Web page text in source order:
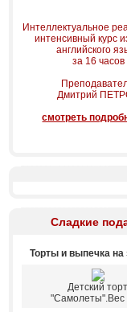
Интеллектуальное
интенсивный курс
английского
за 16 часов
Дмитрий
смотреть
Сладкие
Торты и выпечка на
Детский торт
"Самолеты".Вес